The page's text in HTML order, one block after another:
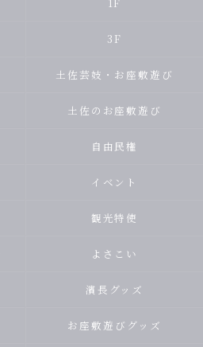
3F
土佐芸妓・お座敷遊び
土佐のお座敷遊び
自由民権
イベント
観光特使
よさこい
濱長グッズ
お座敷遊びグッズ